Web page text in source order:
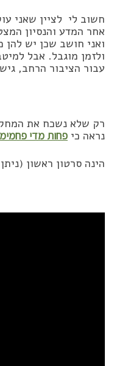
חשוב לי לציין שאני
אחר המדע והנסיון
ואני חושב שכן יש להן
ולזמן מוגבל. אבל
עבור הציבור הרחב,
רק שלא נשכח את
נראה כי פחות מדי
הינה סרטון ראשון